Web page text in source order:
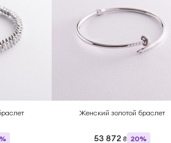
Женский золотой браслет
53 872 ₴ 20%